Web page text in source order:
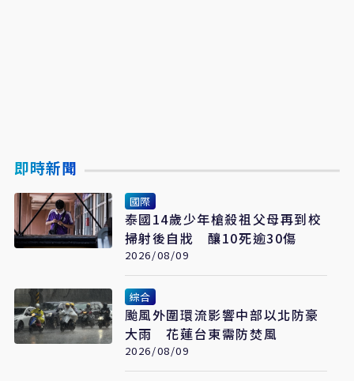
即時新聞
國際
泰國14歲少年槍殺祖父母再到校
掃射後自戕 釀10死逾30傷
2026/08/09
綜合
颱風外圍環流影響中部以北防豪
大雨 花蓮台東需防焚風
2026/08/09